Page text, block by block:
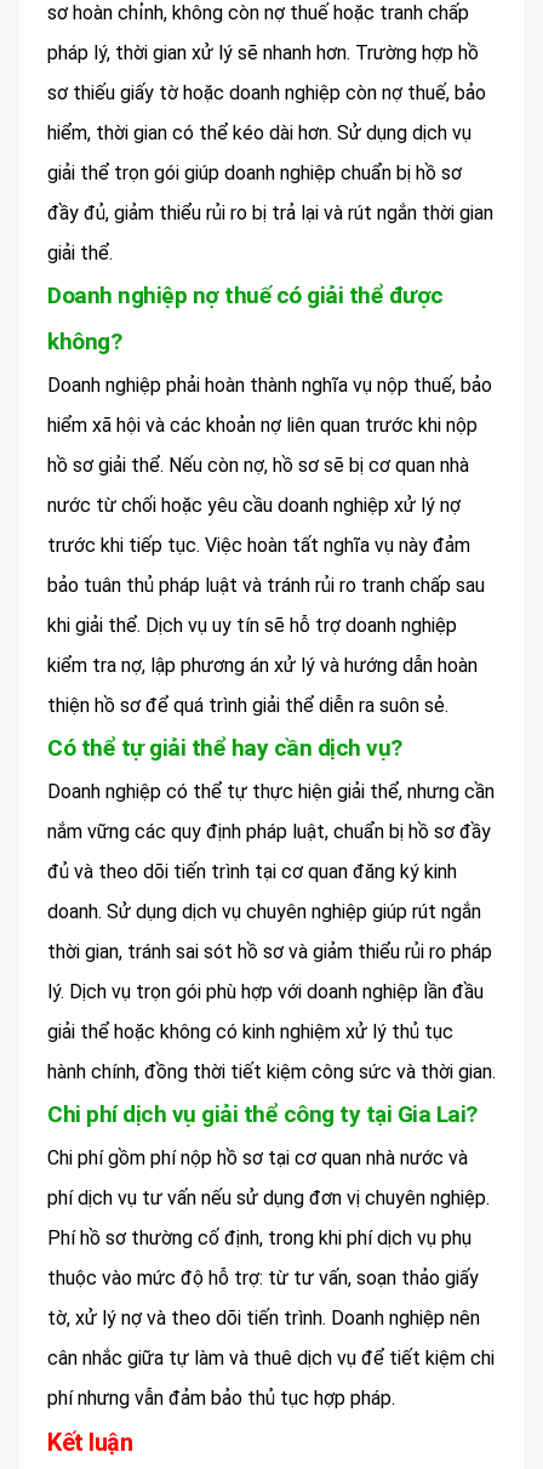
sơ hoàn chỉnh, không còn nợ thuế hoặc tranh chấp
pháp lý, thời gian xử lý sẽ nhanh hơn. Trường hợp hồ
sơ thiếu giấy tờ hoặc doanh nghiệp còn nợ thuế, bảo
hiểm, thời gian có thể kéo dài hơn. Sử dụng dịch vụ
giải thể trọn gói giúp doanh nghiệp chuẩn bị hồ sơ
đầy đủ, giảm thiểu rủi ro bị trả lại và rút ngắn thời gian
giải thể.
Doanh nghiệp nợ thuế có giải thể được
không?
Doanh nghiệp phải hoàn thành nghĩa vụ nộp thuế, bảo
hiểm xã hội và các khoản nợ liên quan trước khi nộp
hồ sơ giải thể. Nếu còn nợ, hồ sơ sẽ bị cơ quan nhà
nước từ chối hoặc yêu cầu doanh nghiệp xử lý nợ
trước khi tiếp tục. Việc hoàn tất nghĩa vụ này đảm
bảo tuân thủ pháp luật và tránh rủi ro tranh chấp sau
khi giải thể. Dịch vụ uy tín sẽ hỗ trợ doanh nghiệp
kiểm tra nợ, lập phương án xử lý và hướng dẫn hoàn
thiện hồ sơ để quá trình giải thể diễn ra suôn sẻ.
Có thể tự giải thể hay cần dịch vụ?
Doanh nghiệp có thể tự thực hiện giải thể, nhưng cần
nắm vững các quy định pháp luật, chuẩn bị hồ sơ đầy
đủ và theo dõi tiến trình tại cơ quan đăng ký kinh
doanh. Sử dụng dịch vụ chuyên nghiệp giúp rút ngắn
thời gian, tránh sai sót hồ sơ và giảm thiểu rủi ro pháp
lý. Dịch vụ trọn gói phù hợp với doanh nghiệp lần đầu
giải thể hoặc không có kinh nghiệm xử lý thủ tục
hành chính, đồng thời tiết kiệm công sức và thời gian.
Chi phí dịch vụ giải thể công ty tại Gia Lai?
Chi phí gồm phí nộp hồ sơ tại cơ quan nhà nước và
phí dịch vụ tư vấn nếu sử dụng đơn vị chuyên nghiệp.
Phí hồ sơ thường cố định, trong khi phí dịch vụ phụ
thuộc vào mức độ hỗ trợ: từ tư vấn, soạn thảo giấy
tờ, xử lý nợ và theo dõi tiến trình. Doanh nghiệp nên
cân nhắc giữa tự làm và thuê dịch vụ để tiết kiệm chi
phí nhưng vẫn đảm bảo thủ tục hợp pháp.
Kết luận